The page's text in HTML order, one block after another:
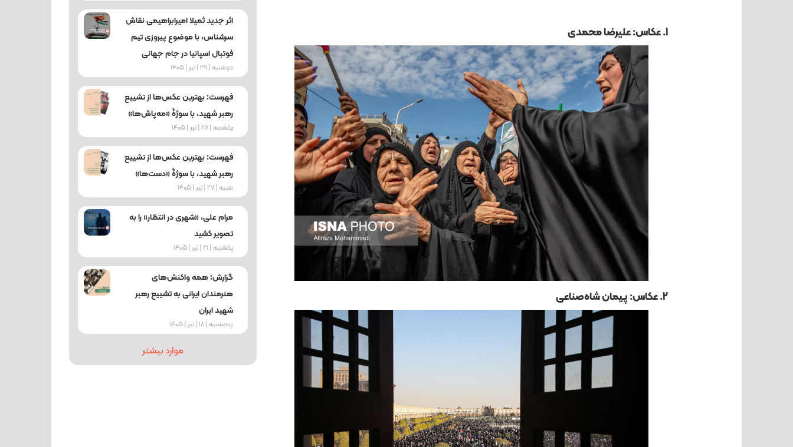
1. عکاس: علیرضا محمدی
2. عکاس: پیمان شاه‌صناعی
اثر جدید ثمیلا امیرابراهیمی نقاش
سرشناس، با موضوع پیروزی تیم
فوتبال اسپانیا در جام جهانی
دوشنبه | 29 | تیر | 1405
فهرست: بهترین عکس‌ها از تشییع
رهبر شهید، با سوژۀ «مه‌پاش‌ها»
یکشنبه | 28 | تیر | 1405
فهرست: بهترین عکس‌ها از تشییع
رهبر شهید، با سوژۀ «دست‌ها»
شنبه | 27 | تیر | 1405
مرام علی، «شهری در انتظار» را به
تصویر کشید
یکشنبه | 21 | تیر | 1405
گزارش: همه واکنش‌های
هنرمندان ایرانی به تشییع رهبر
شهید ایران
پنجشنبه | 18 | تیر | 1405
موارد بیشتر